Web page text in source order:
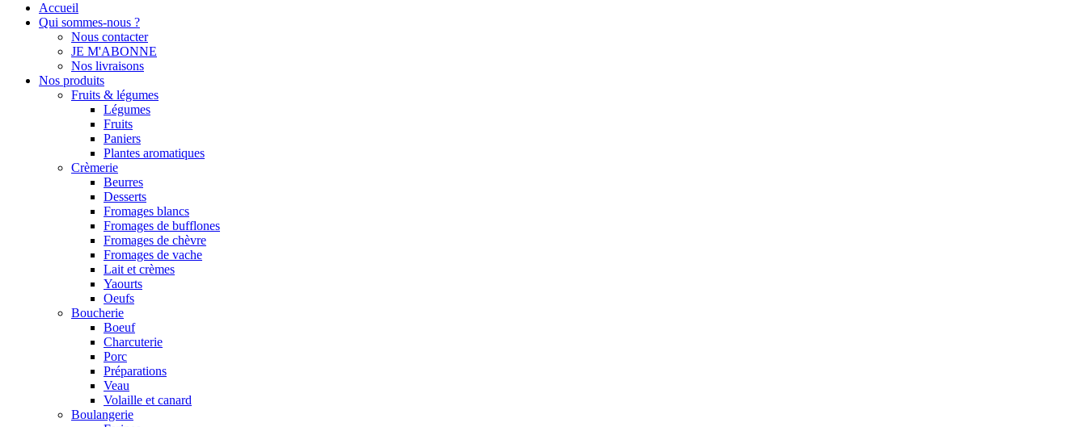
Accueil
Qui sommes-nous ?
Nous contacter
JE M'ABONNE
Nos livraisons
Nos produits
Fruits & légumes
Légumes
Fruits
Paniers
Plantes aromatiques
Crèmerie
Beurres
Desserts
Fromages blancs
Fromages de bufflones
Fromages de chèvre
Fromages de vache
Lait et crèmes
Yaourts
Oeufs
Boucherie
Boeuf
Charcuterie
Porc
Préparations
Veau
Volaille et canard
Boulangerie